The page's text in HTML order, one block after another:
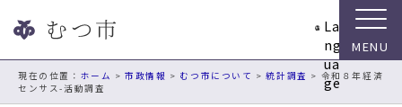
ビ
La
ng
ua
ge
現在の位置： ホーム >市政情報 > むつ市について >統計調査 > 令和８年経済
センサス-活動調査